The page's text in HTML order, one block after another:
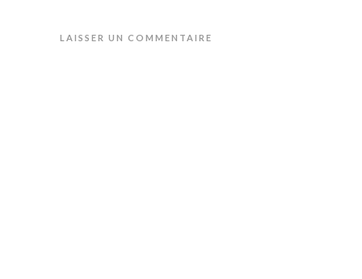
LAISSER UN COMMENTAIRE